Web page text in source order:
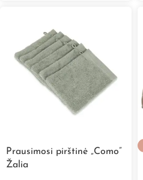
Prausimosi pirštinė „Como”
Žalia